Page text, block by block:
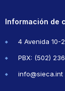
Información de
4 Avenida 10-
PBX: (502)
info@sieca.int